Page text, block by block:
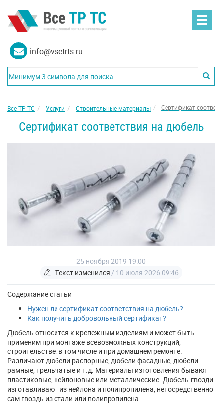
info@vsetrts.ru
Все ТР ТС Услуги Строительные материалы Сертификат
Сертификат соответствия на дюбель
25 ноября 2019 19:00
Текст изменился / 10 июля 2026 09:46
Содержание статьи
Нужен ли сертификат соответствия на дюбель?
Как получить добровольный сертификат?
Дюбель относится к крепежным изделиям и может быть
применим при монтаже всевозможных конструкций,
строительстве, в том числе и при домашнем ремонте.
Различают дюбели распорные, дюбели фасадные, дюбели
рамные, трельчатые и т.д. Материалы изготовления бывают
пластиковые, нейлоновые или металлические. Дюбель-гвозди
изготавливают из нейлона и полипропилена, непосредственно
сам гвоздь из стали или полипропилена.